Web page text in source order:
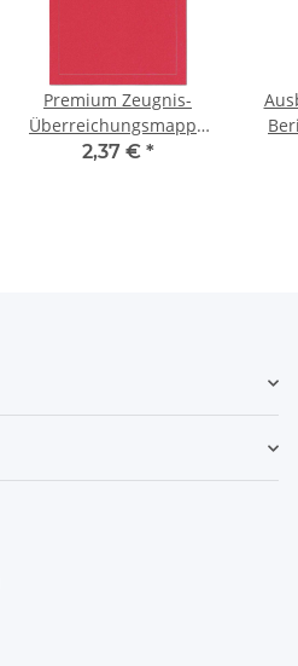
Premium Zeugnis-
Überreichungsmappe
rot metallic mit
2,37 € *